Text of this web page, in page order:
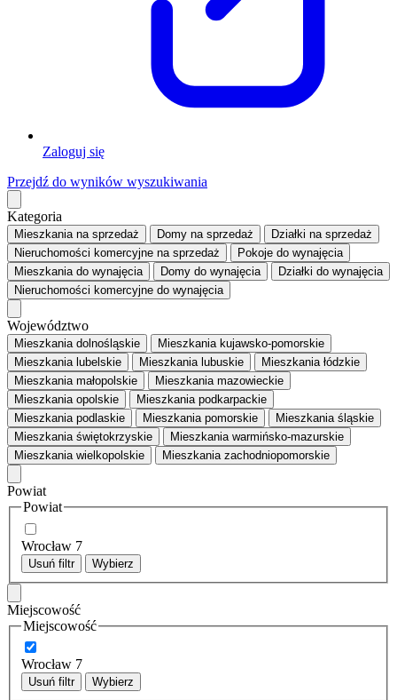
Zaloguj się
Przejdź do wyników wyszukiwania
Kategoria
Mieszkaniana sprzedaż Domy na sprzedaż Działki na sprzedaż
Nieruchomości komercyjne na sprzedaż Pokoje do wynajęcia
Mieszkaniado wynajęcia Domy do wynajęcia Działki do wynajęcia
Nieruchomości komercyjne do wynajęcia
Województwo
Mieszkania dolnośląskie
Mieszkania kujawsko-pomorskie
Mieszkania lubelskie
Mieszkania lubuskie
Mieszkania łódzkie
Mieszkania małopolskie
Mieszkania mazowieckie
Mieszkania opolskie
Mieszkania podkarpackie
Mieszkania podlaskie
Mieszkania pomorskie
Mieszkania śląskie
Mieszkania świętokrzyskie
Mieszkania warmińsko-mazurskie
Mieszkania wielkopolskie
Mieszkania zachodniopomorskie
Powiat
Powiat
Wrocław 7
Usuń filtr Wybierz
Miejscowość
Miejscowość
Wrocław 7
Usuń filtr Wybierz